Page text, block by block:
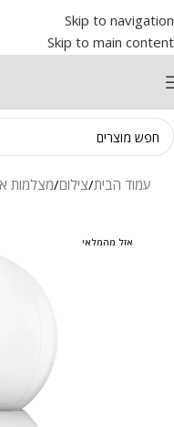
Skip to navigation
Skip to main content
עמוד הבית/צילום/מצלמות
אזל מהמלאי